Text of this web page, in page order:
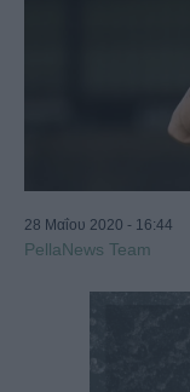
28 Μαΐου 2020 - 16:44
PellaNews Team